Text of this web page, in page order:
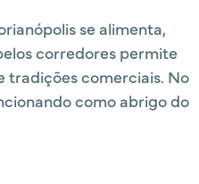
se alimenta,
corredores permite
tradições comerciais. No
como abrigo do